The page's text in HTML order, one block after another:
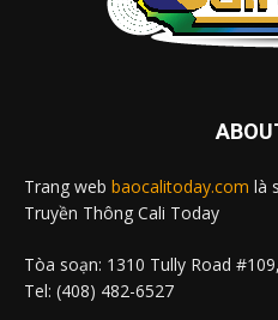
Trang web baocalitoday.com là
Truyền Thông Cali Today
Tòa soạn: 1310 Tully Road
Tel: (408) 482-6527